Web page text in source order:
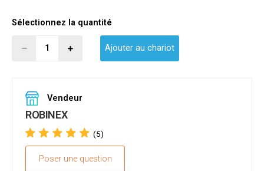
Sélectionnez la quantité
Ajouter au chariot
Vendeur
ROBINEX
(5)
Poser une question